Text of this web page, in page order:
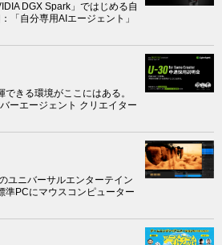
DGX Spark」ではじめる自
自分専用AIエージェント」
きる環境がここにはある。
ーエージェント クリエイター
ユニバーサルエンターテイン
準PCにマウスコンピューター